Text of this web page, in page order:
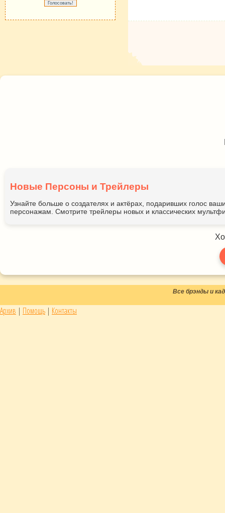
Новые Персоны и Трейлеры
Узнайте больше о создателях и актёрах, подаривших голос
персонажам. Смотрите трейлеры новых и классических
Все брэнды и
Архив | Помощь | Контакты